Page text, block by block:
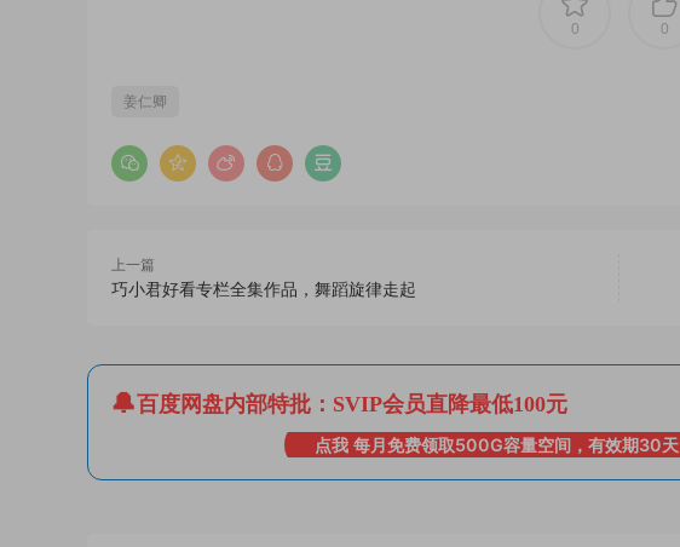
0 0
姜仁卿
上一篇
巧小君好看专栏全集作品，舞蹈旋律走起
百度网盘内部特批：SVIP会员直降最低100元
点我 每月免费领取500G容量空间，有效期30天